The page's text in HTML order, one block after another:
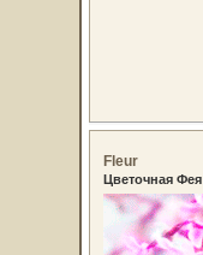
Fleur
Цветочная Фея